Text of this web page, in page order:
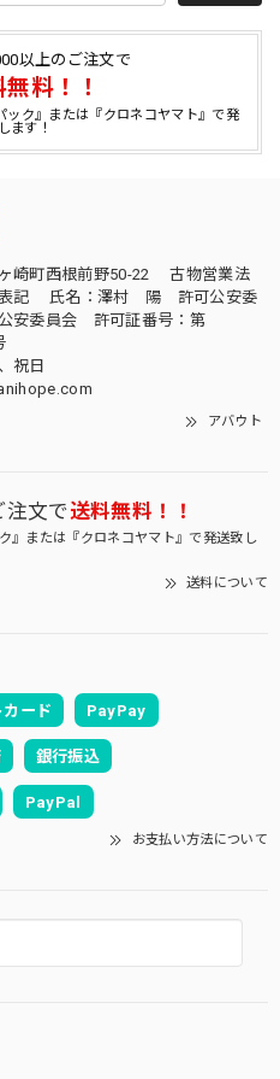
以上のご注文で
料！！
ック』または『クロネコヤマト』で発
ます！
崎町西根前野50-22 古物営業法
表記 氏名：澤村 陽 許可公安委
安委員会 許可証番号：第
祝日
アバウト
注文で送料無料！！
』または『クロネコヤマト』で発送致し
送料について
カード PayPay
銀行振込
PayPal
お支払い方法について